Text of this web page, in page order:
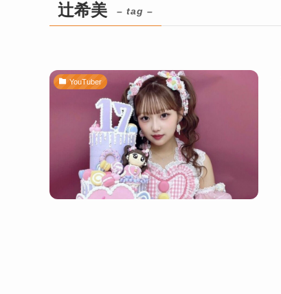
辻希美 – tag –
YouTuber